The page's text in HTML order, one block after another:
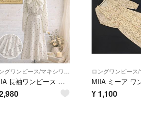
MIIA 長袖ワンピース ハート柄 リボンタイ フレア ティアード 可愛い
¥ 1,100